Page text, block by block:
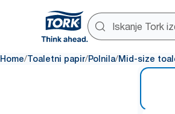
Home/Toaletni papir/Polnila/Mid-size